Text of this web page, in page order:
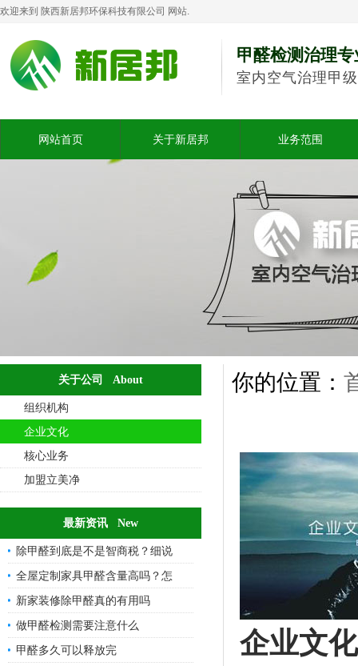
欢迎来到 陕西新居邦环保科技有限公司 网站.
甲醛检测治理
室内空气治理甲
网站首页 关于新居邦 业务范围
关于公司 About
组织机构
企业文化
核心业务
加盟立美净
最新资讯 New
除甲醛到底是不是智商税？细说
全屋定制家具甲醛含量高吗？怎
新家装修除甲醛真的有用吗
做甲醛检测需要注意什么
甲醛多久可以释放完
你的位置：
企业文化